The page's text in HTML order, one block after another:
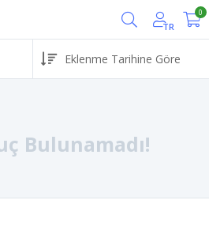
TR
0
Bulunamadı!